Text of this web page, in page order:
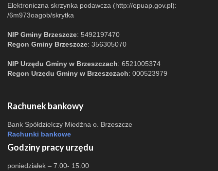
Elektroniczna skrzynka podawcza (http://epuap.gov.pl):
/6m973oagob/skrytka
NIP Gminy Brzeszcze: 5492197470
Regon Gminy Brzeszcze: 356305070
NIP Urzędu Gminy w Brzeszczach: 6521005374
Regon Urzędu Gminy w Brzeszczach: 000523979
Rachunek bankowy
Bank Spółdzielczy Miedźna o. Brzeszcze
Rachunki bankowe
Godziny pracy urzędu
poniedziałek – 7.00- 15.00